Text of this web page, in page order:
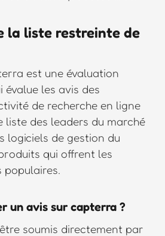
la liste restreinte de
est une évaluation
les avis des
de recherche en ligne
liste des leaders du marché
logiciels de gestion du
qui offrent les
populaires.
un avis sur capterra ?
soumis directement par